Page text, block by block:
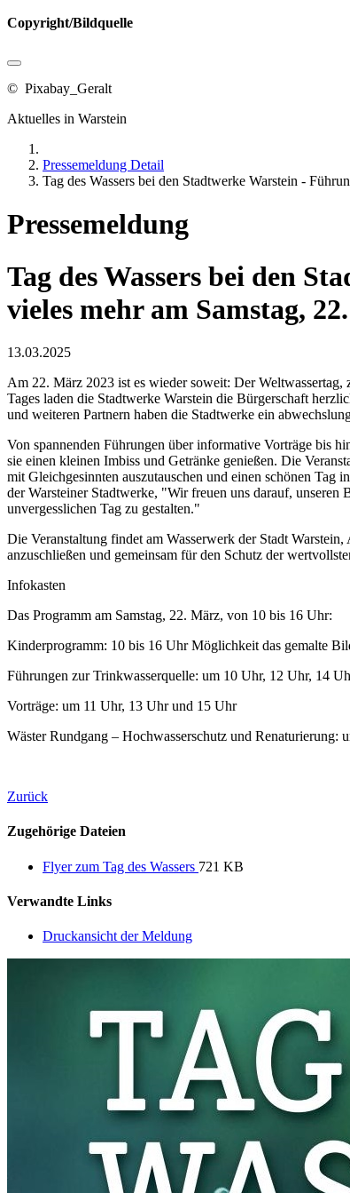
Copyright/Bildquelle
© Pixabay_Geralt
Aktuelles in Warstein
Pressemeldung Detail
Tag des Wassers bei den Stadtwerke Warstein -
Pressemeldung
Tag des Wassers bei den
vieles mehr am Samstag,
13.03.2025
Am 22. März 2023 ist es wieder soweit: Der Weltwassertag,
Tages laden die Stadtwerke Warstein die Bürgerschaft
und weiteren Partnern haben die Stadtwerke ein
Von spannenden Führungen über informative Vorträge bis
sie einen kleinen Imbiss und Getränke genießen. Die
mit Gleichgesinnten auszutauschen und einen schönen Tag
der Warsteiner Stadtwerke, "Wir freuen uns darauf, unseren
unvergesslichen Tag zu gestalten."
Die Veranstaltung findet am Wasserwerk der Stadt
anzuschließen und gemeinsam für den Schutz der
Infokasten
Das Programm am Samstag, 22. März, von 10 bis 16 Uhr:
Kinderprogramm: 10 bis 16 Uhr Möglichkeit das gemalte
Führungen zur Trinkwasserquelle: um 10 Uhr, 12 Uhr, 14
Vorträge: um 11 Uhr, 13 Uhr und 15 Uhr
Wäster Rundgang – Hochwasserschutz und Renaturierung:
Zurück
Zugehörige Dateien
Flyer zum Tag des Wassers 721 KB
Verwandte Links
Druckansicht der Meldung